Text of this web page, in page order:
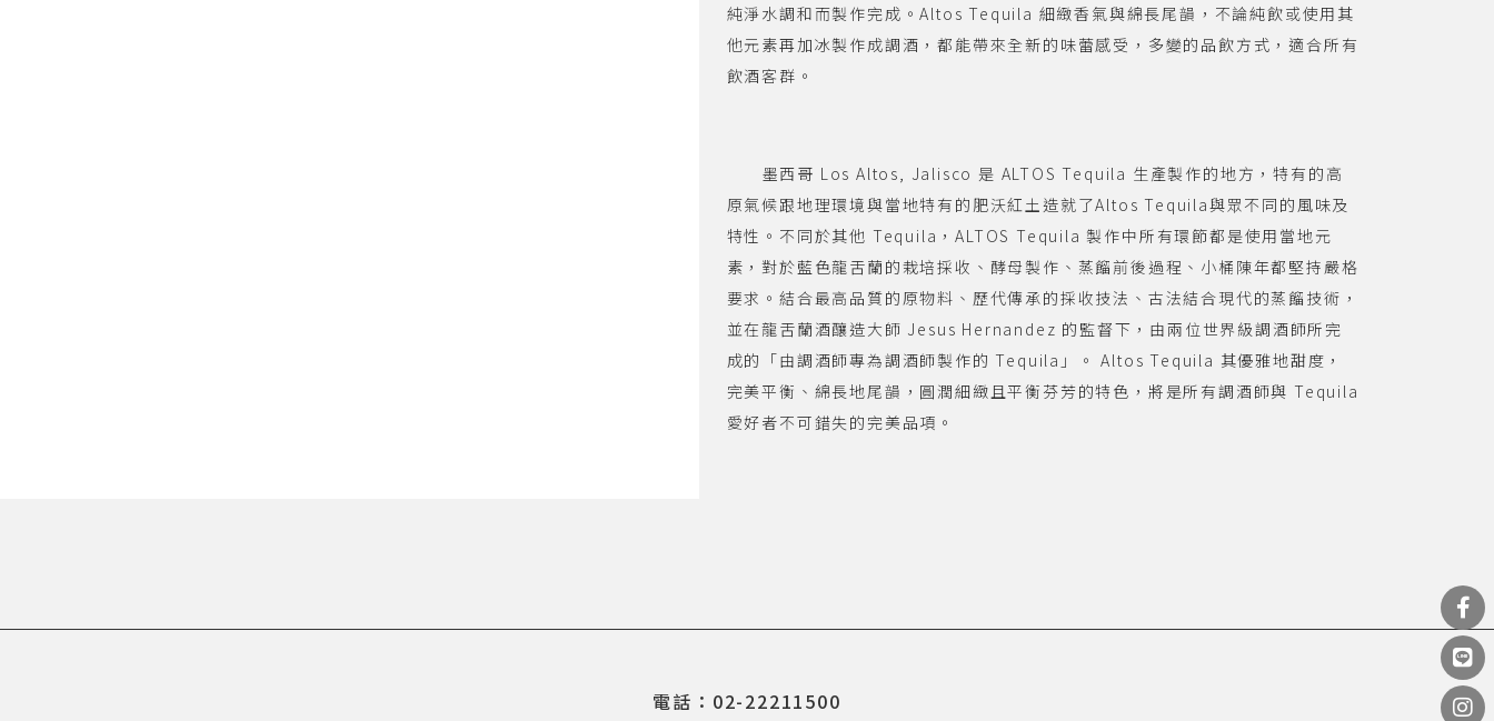
純淨水調和而製作完成。Altos Tequila 細緻香氣與綿長尾韻，不論純飲或使用其
他元素再加冰製作成調酒，都能帶來全新的味蕾感受，多變的品飲方式，適合所有
飲酒客群。
墨西哥 Los Altos, Jalisco 是 ALTOS Tequila 生產製作的地方，特有的高
原氣候跟地理環境與當地特有的肥沃紅土造就了Altos Tequila與眾不同的風味及
特性。不同於其他 Tequila，ALTOS Tequila 製作中所有環節都是使用當地元
素，對於藍色龍舌蘭的栽培採收、酵母製作、蒸餾前後過程、小桶陳年都堅持嚴格
要求。結合最高品質的原物料、歷代傳承的採收技法、古法結合現代的蒸餾技術，
並在龍舌蘭酒釀造大師 Jesus Hernandez 的監督下，由兩位世界級調酒師所完
成的「由調酒師專為調酒師製作的 Tequila」。 Altos Tequila 其優雅地甜度，
完美平衡、綿長地尾韻，圓潤細緻且平衡芬芳的特色，將是所有調酒師與 Tequila
愛好者不可錯失的完美品項。
電話：02-22211500